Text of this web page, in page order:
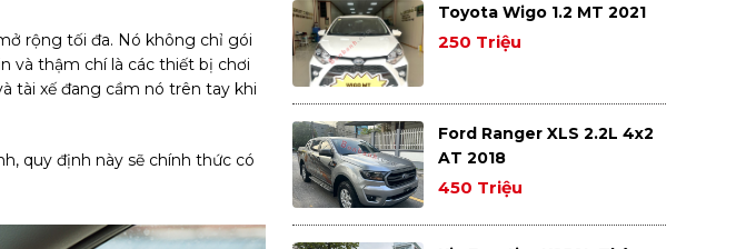
rộng tối đa. Nó không chỉ gói
và thậm chí là các thiết bị chơi
tài xế đang cầm nó trên tay khi
quy định này sẽ chính thức có
Toyota Wigo 1.2 MT 2021
250 Triệu
Ford Ranger XLS 2.2L 4x2
AT 2018
450 Triệu